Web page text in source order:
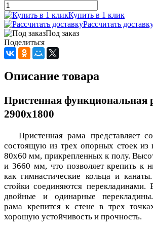
Купить в 1 клик
Рассчитать
Под заказ
Поделиться
Описание товара
Пристенная функциональная
2900x1800
Пристенная рама представляет
состоящую из трех опорных стоек из
80х60 мм, прикрепленных к полу.
и 3660 мм, что позволяет крепить к
как гимнастические кольца и
стойки соединяются перекладинами.
двойные и одинарные
рама крепится к стене в трех
хорошую устойчивость и прочность.